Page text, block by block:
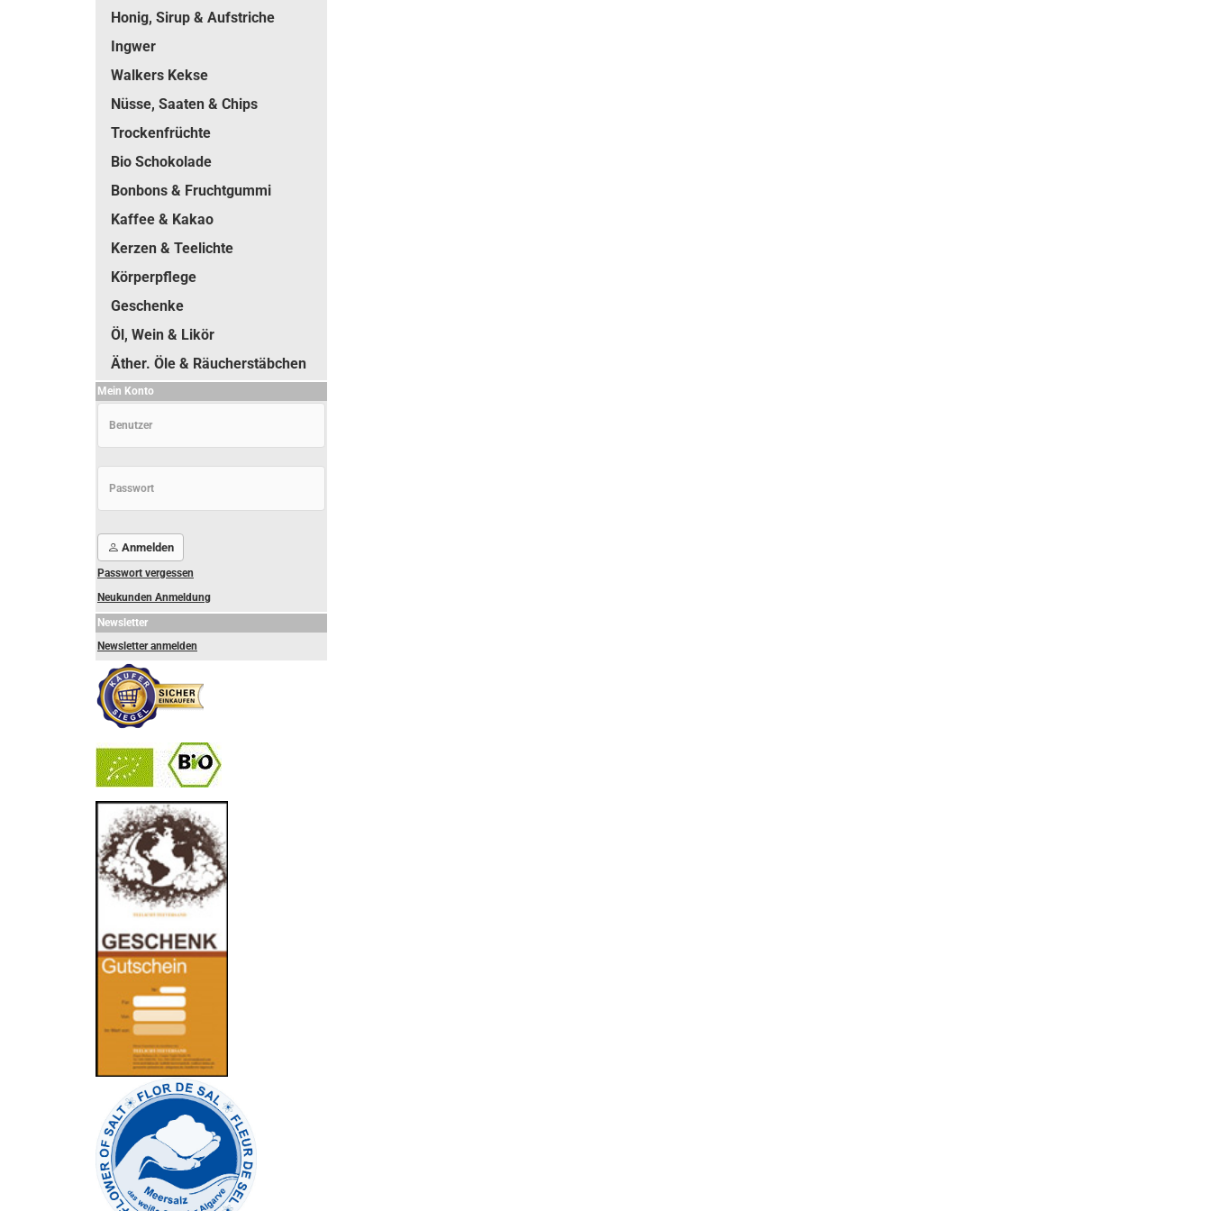
Honig, Sirup & Aufstriche
Ingwer
Walkers Kekse
Nüsse, Saaten & Chips
Trockenfrüchte
Bio Schokolade
Bonbons & Fruchtgummi
Kaffee & Kakao
Kerzen & Teelichte
Körperpflege
Geschenke
Öl, Wein & Likör
Äther. Öle & Räucherstäbchen
Mein Konto
Anmelden
Passwort vergessen
Neukunden Anmeldung
Newsletter
Newsletter anmelden